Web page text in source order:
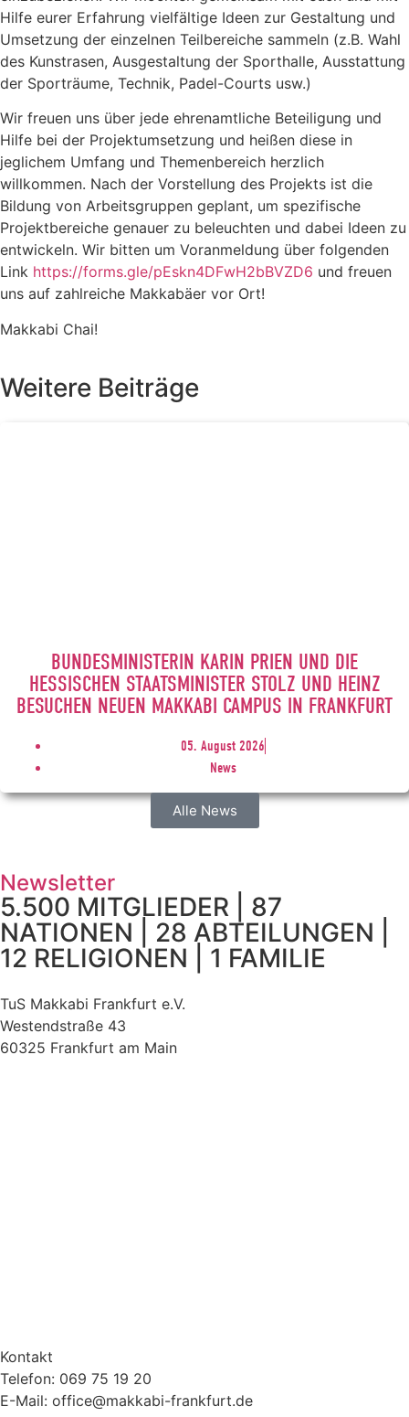
Hilfe eurer Erfahrung vielfältige Ideen zur Gestaltung und
Umsetzung der einzelnen Teilbereiche sammeln (z.B. Wahl
des Kunstrasen, Ausgestaltung der Sporthalle, Ausstattung
der Sporträume, Technik, Padel-Courts usw.)
Wir freuen uns über jede ehrenamtliche Beteiligung und
Hilfe bei der Projektumsetzung und heißen diese in
jeglichem Umfang und Themenbereich herzlich
willkommen. Nach der Vorstellung des Projekts ist die
Bildung von Arbeitsgruppen geplant, um spezifische
Projektbereiche genauer zu beleuchten und dabei Ideen zu
entwickeln. Wir bitten um Voranmeldung über folgenden
Link https://forms.gle/pEskn4DFwH2bBVZD6 und freuen
uns auf zahlreiche Makkabäer vor Ort!
Makkabi Chai!
Weitere Beiträge
BUNDESMINISTERIN KARIN PRIEN UND DIE
HESSISCHEN STAATSMINISTER STOLZ UND HEINZ
BESUCHEN NEUEN MAKKABI CAMPUS IN FRANKFURT
05. August 2026
News
Alle News
Newsletter
5.500 MITGLIEDER | 87
NATIONEN | 28 ABTEILUNGEN |
12 RELIGIONEN | 1 FAMILIE
TuS Makkabi Frankfurt e.V.
Westendstraße 43
60325 Frankfurt am Main
Kontakt
Telefon: 069 75 19 20
E-Mail: office@makkabi-frankfurt.de